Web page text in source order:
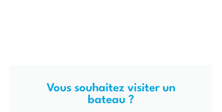
Vous souhaitez visiter un
bateau ?